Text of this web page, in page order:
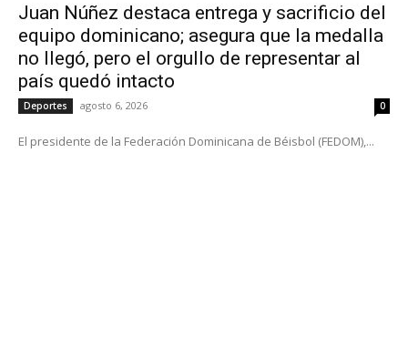
Juan Núñez destaca entrega y sacrificio del
equipo dominicano; asegura que la medalla
no llegó, pero el orgullo de representar al
país quedó intacto
Deportes agosto 6, 2026 0
El presidente de la Federación Dominicana de Béisbol (FEDOM),...